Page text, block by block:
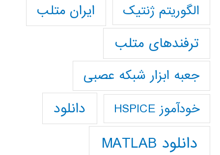
الگوریتم ژنتیک
ایران متلب
ترفندهای متلب
جعبه ابزار شبکه عصبی
خودآموز HSPICE دانلود
دانلود MATLAB